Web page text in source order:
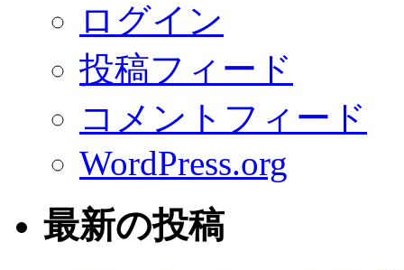
ログイン
投稿フィード
コメントフィード
WordPress.org
最新の投稿